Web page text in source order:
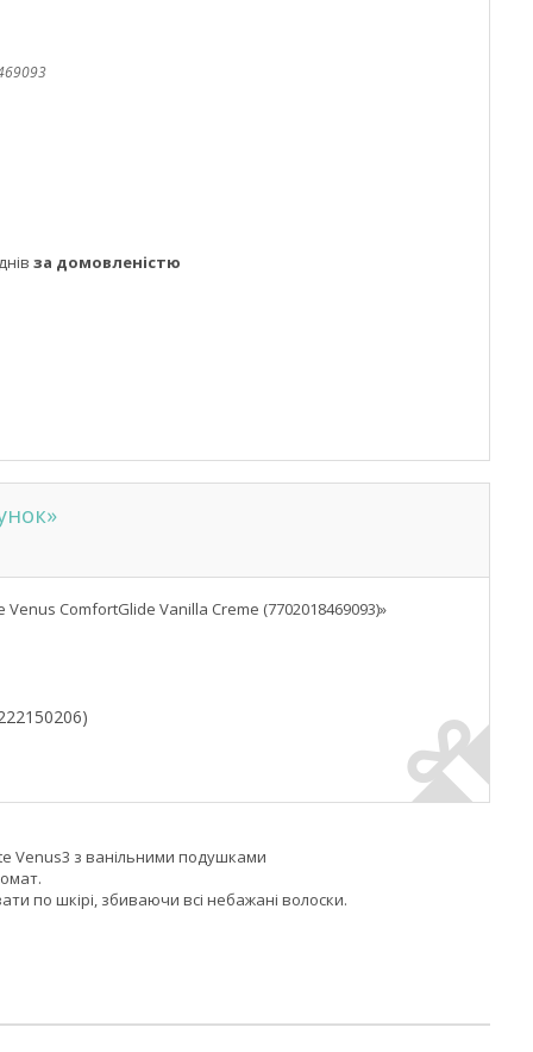
за домовленістю
ComfortGlide Vanilla Creme (7702018469093)»
Venus3 з ванільними подушками
по шкірі, збиваючи всі небажані волоски.